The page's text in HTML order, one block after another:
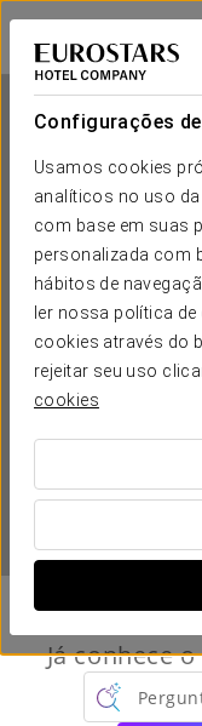
Configurações
Usamos cookies
analíticos no uso
com base em suas
personalizada com
hábitos de
ler nossa política
cookies através do
rejeitar seu uso
cookies
Eurostars Fuerte
LOGRONHO
QUANDO
Já conhece